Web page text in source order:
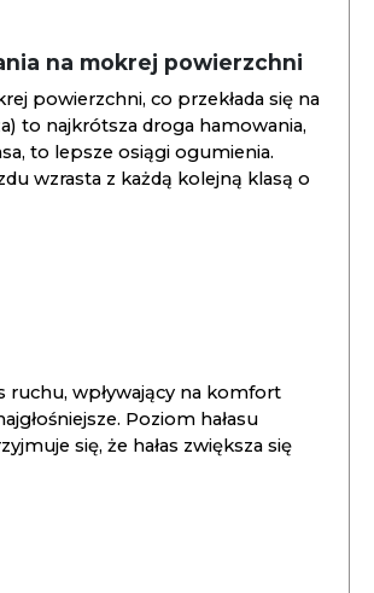
na mokrej powierzchni
powierzchni, co przekłada się na
to najkrótsza droga hamowania,
to lepsze osiągi ogumienia.
wzrasta z każdą kolejną klasą o
ruchu, wpływający na komfort
Poziom hałasu
się, że hałas zwiększa się